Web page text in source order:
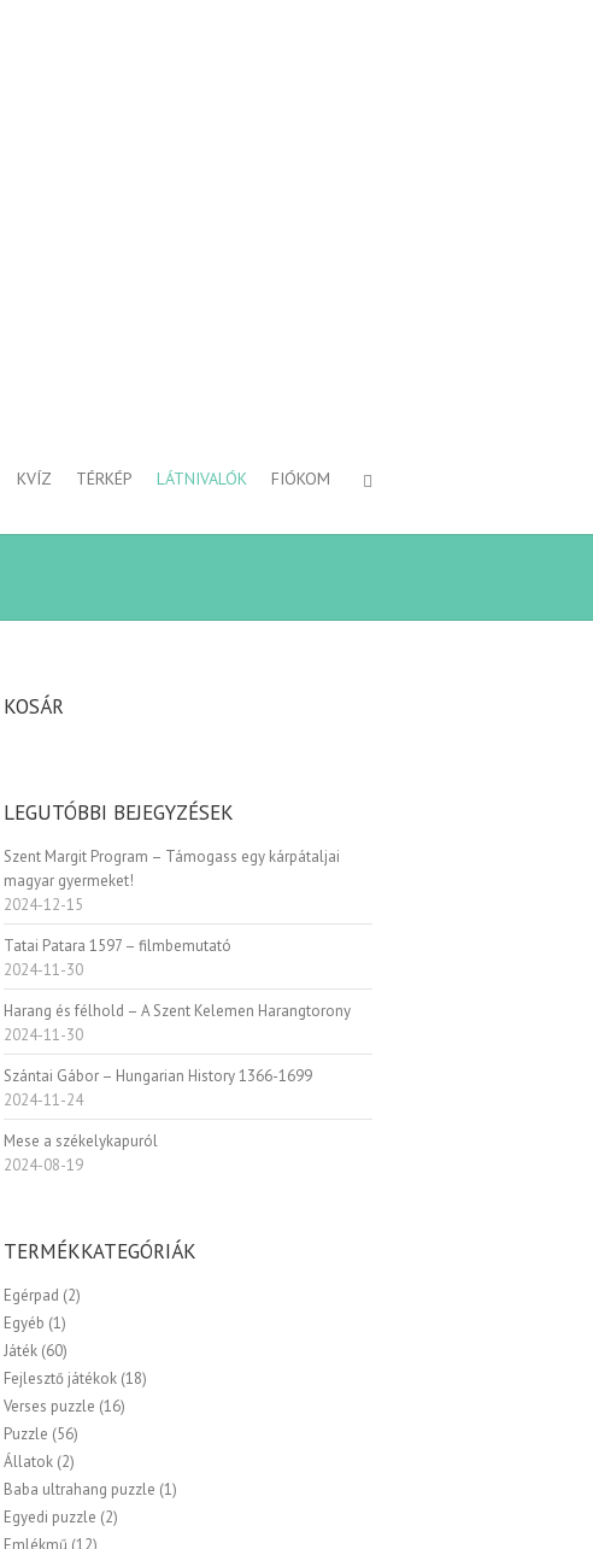
KVÍZ TÉRKÉP LÁTNIVALÓK FIÓKOM
KOSÁR
LEGUTÓBBI BEJEGYZÉSEK
Szent Margit Program – Támogass egy kárpátaljai
magyar gyermeket!
2024-12-15
Tatai Patara 1597 – filmbemutató
2024-11-30
Harang és félhold – A Szent Kelemen Harangtorony
2024-11-30
Szántai Gábor – Hungarian History 1366-1699
2024-11-24
Mese a székelykapuról
2024-08-19
TERMÉKKATEGÓRIÁK
Egérpad (2)
Egyéb (1)
Játék (60)
Fejlesztő játékok (18)
Verses puzzle (16)
Puzzle (56)
Állatok (2)
Baba ultrahang puzzle (1)
Egyedi puzzle (2)
Emlékmű (12)